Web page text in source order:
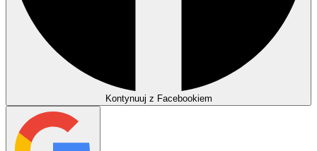
Kontynuuj z Facebookiem